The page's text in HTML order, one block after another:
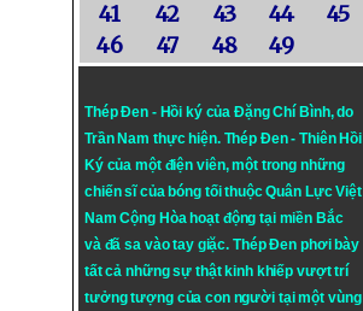
41
42 43 44
45
46
47 48 49
Thép Đen - Hồi ký của Đặng Chí Bình, do
Trần Nam thực hiện. Thép Đen- Thiên Hồi
Ký của một điện viên, một trong những
chiến sĩ của bóng tối thuộc Quân Lực Việt
Nam Cộng Hòa hoạt động tại miền Bắc
và đã sa vào tay giặc. Thép Đen phơi bày
tất cả những sự thật kinh khiếp vượt trí
tưởng tượng của con người tại một vùng